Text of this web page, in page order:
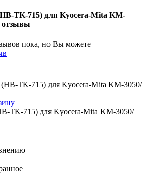
TK-715) для Kyocera-Mita KM-
отзывы
пока, но Вы можете
TK-715) для Kyocera-Mita KM-3050/